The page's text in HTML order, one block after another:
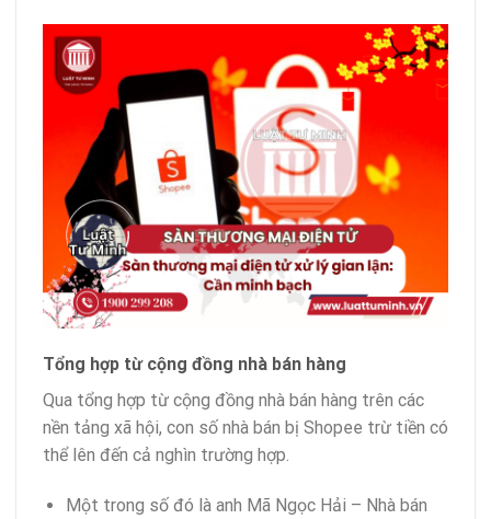
Tổng hợp từ cộng đồng nhà bán hàng
Qua tổng hợp từ cộng đồng nhà bán hàng trên các
nền tảng xã hội, con số nhà bán bị Shopee trừ tiền có
thể lên đến cả nghìn trường hợp.
Một trong số đó là anh Mã Ngọc Hải – Nhà bán